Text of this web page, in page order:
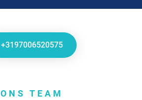
+3197006520575
ONS TEAM